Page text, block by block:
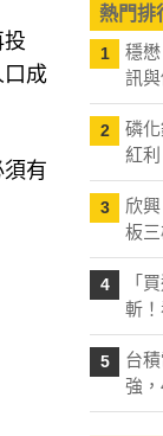
口成
有
熱門排
1
穩
訊
2
磷
紅利
3
欣
板
4
「
斬
5
台
強